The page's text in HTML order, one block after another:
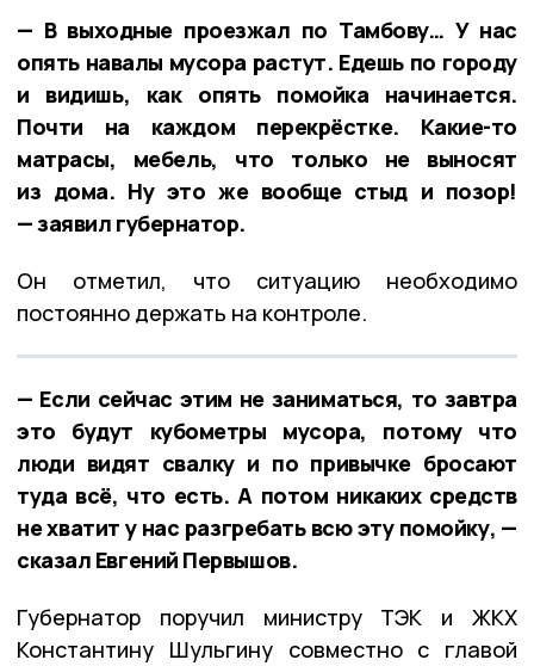
— В выходные проезжал по Тамбову… У нас
опять навалы мусора растут. Едешь по городу
и видишь, как опять помойка начинается.
Почти на каждом перекрёстке. Какие-то
матрасы, мебель, что только не выносят
из дома. Ну это же вообще стыд и позор!
— заявил губернатор.
Он отметил, что ситуацию необходимо
постоянно держать на контроле.
— Если сейчас этим не заниматься, то завтра
это будут кубометры мусора, потому что
люди видят свалку и по привычке бросают
туда всё, что есть. А потом никаких средств
не хватит у нас разгребать всю эту помойку, —
сказал Евгений Первышов.
Губернатор поручил министру ТЭК и ЖКХ
Константину Шульгину совместно с главой